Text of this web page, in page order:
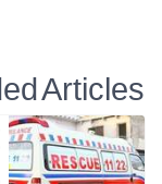
Articles